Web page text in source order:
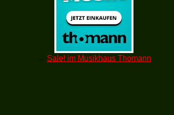
Sale! im Musikhaus Thomann